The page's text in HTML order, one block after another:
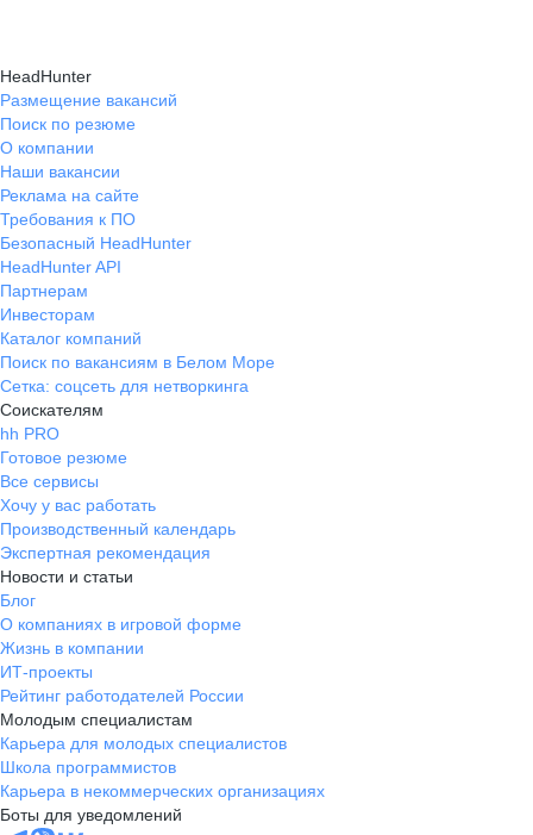
HeadHunter
Размещение вакансий
Поиск по резюме
О компании
Наши вакансии
Реклама на сайте
Требования к ПО
Безопасный HeadHunter
HeadHunter API
Партнерам
Инвесторам
Каталог компаний
Поиск по вакансиям в Белом Море
Сетка: соцсеть для нетворкинга
Соискателям
hh PRO
Готовое резюме
Все сервисы
Хочу у вас работать
Производственный календарь
Экспертная рекомендация
Новости и статьи
Блог
О компаниях в игровой форме
Жизнь в компании
ИТ-проекты
Рейтинг работодателей России
Молодым специалистам
Карьера для молодых специалистов
Школа программистов
Карьера в некоммерческих организациях
Боты для уведомлений